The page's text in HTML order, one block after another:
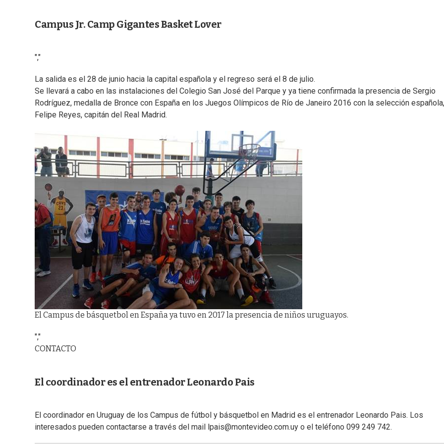
Campus Jr. Camp Gigantes Basket Lover
","
La salida es el 28 de junio hacia la capital española y el regreso será el 8 de julio.
Se llevará a cabo en las instalaciones del Colegio San José del Parque y ya tiene confirmada la presencia de Sergio
Rodríguez, medalla de Bronce con España en los Juegos Olímpicos de Río de Janeiro 2016 con la selección
Felipe Reyes, capitán del Real Madrid.
El Campus de básquetbol en España ya tuvo en 2017 la presencia de niños uruguayos.
","
CONTACTO
El coordinador es el entrenador Leonardo Pais
El coordinador en Uruguay de los Campus de fútbol y básquetbol en Madrid es el entrenador Leonardo Pais. Los
interesados pueden contactarse a través del mail
lpais@montevideo.com.uy o el teléfono 099 249 742.